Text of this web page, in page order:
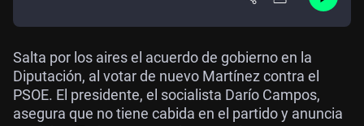
Salta por los aires el acuerdo de gobierno en la
Diputación, al votar de nuevo Martínez contra el
PSOE. El presidente, el socialista Darío Campos,
asegura que no tiene cabida en el partido y anuncia